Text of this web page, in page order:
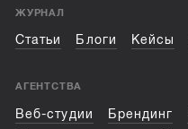
ЖУРНАЛ
Статьи Блоги Кейсы
АГЕНТСТВА
Веб-студии Брендинг